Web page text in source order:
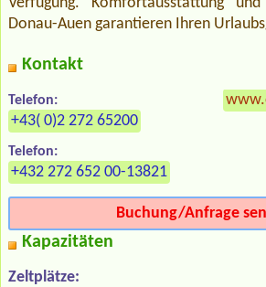
Donau-Auen garantieren Ihren
Kontakt
Telefon:
+43( 0)2 272 65200
Telefon:
+432 272 652 00-13821
Buchung/Anfrage
Kapazitäten
Zeltplätze: